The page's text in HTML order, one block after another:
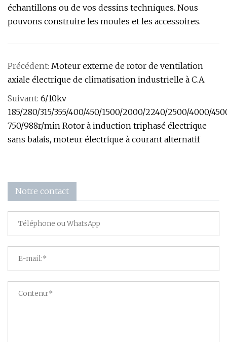
échantillons ou de vos dessins techniques. Nous
pouvons construire les moules et les accessoires.
Précédent: Moteur externe de rotor de ventilation
axiale électrique de climatisation industrielle à C.A.
Suivant: 6/10kv
185/280/315/355/400/450/1500/2000/2240/2500/4000/
750/988r/min Rotor à induction triphasé électrique
sans balais, moteur électrique à courant alternatif
Notre contact